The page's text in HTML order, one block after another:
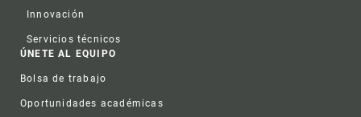
Innovación
Servicios técnicos
ÚNETE AL EQUIPO
Bolsa de trabajo
Oportunidades académicas